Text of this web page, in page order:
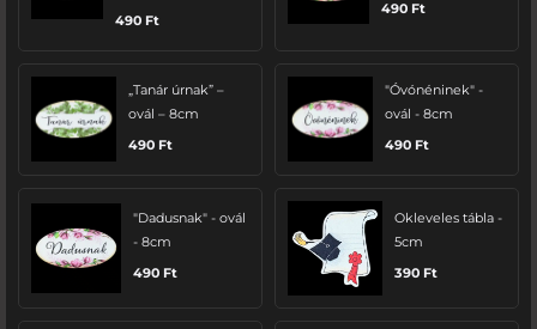
490 Ft
490 Ft
„Tanár úrnak” –
ovál – 8cm
490 Ft
"Óvónéninek" -
ovál - 8cm
490 Ft
"Dadusnak" - ovál
- 8cm
490 Ft
Okleveles tábla -
5cm
390 Ft